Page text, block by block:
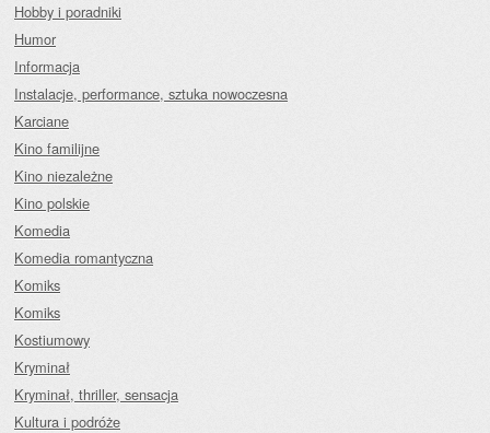
Hobby i poradniki
Humor
Informacja
Instalacje, performance, sztuka nowoczesna
Karciane
Kino familijne
Kino niezależne
Kino polskie
Komedia
Komedia romantyczna
Komiks
Komiks
Kostiumowy
Kryminał
Kryminał, thriller, sensacja
Kultura i podróże